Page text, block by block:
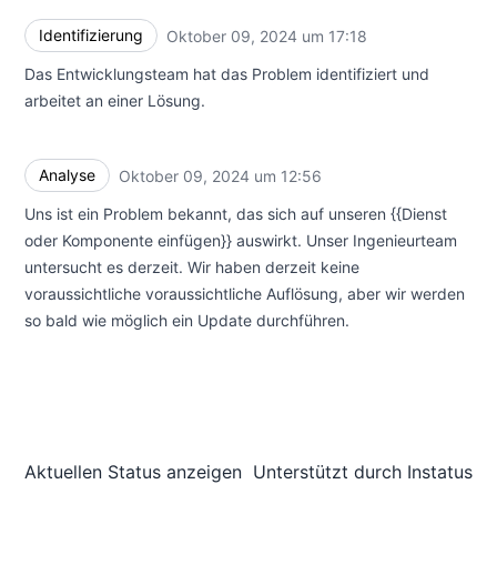
Identifizierung Oktober 09, 2024 um 17:18
Das Entwicklungsteam hat das Problem identifiziert und
arbeitet an einer Lösung.
Analyse Oktober 09, 2024 um 12:56
Uns ist ein Problem bekannt, das sich auf unseren {{Dienst
oder Komponente einfügen}} auswirkt. Unser Ingenieurteam
untersucht es derzeit. Wir haben derzeit keine
voraussichtliche voraussichtliche Auflösung, aber wir werden
so bald wie möglich ein Update durchführen.
Aktuellen Status anzeigen Unterstützt durch Instatus